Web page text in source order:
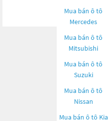
Mua bán ô tô
Mercedes
Mua bán ô tô
Mitsubishi
Mua bán ô tô
Suzuki
Mua bán ô tô
Nissan
Mua bán ô tô Kia